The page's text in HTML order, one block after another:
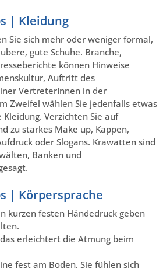
| Kleidung
Sie sich mehr oder weniger formal,
gute Schuhe. Branche,
können Hinweise
Auftritt des
VertreterInnen in der
Zweifel wählen Sie jedenfalls etwas
Verzichten Sie auf
zu starkes Make up, Kappen,
oder Slogans. Krawatten sind
Banken und
| Körpersprache
kurzen festen Händedruck geben
erleichtert die Atmung beim
fest am Boden, Sie fühlen sich